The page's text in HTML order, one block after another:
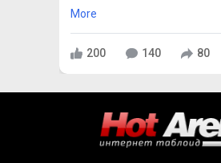
More
200 140 80